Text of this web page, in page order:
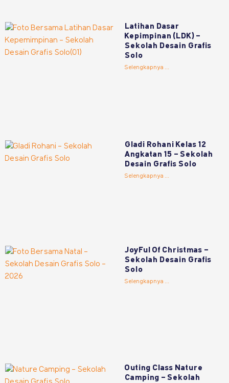
Latihan Dasar
Kepimpinan (LDK) –
Sekolah Desain Grafis
Solo
Selengkapnya ...
Gladi Rohani Kelas 12
Angkatan 15 – Sekolah
Desain Grafis Solo
Selengkapnya ...
JoyFul Of Christmas –
Sekolah Desain Grafis
Solo
Selengkapnya ...
Outing Class Nature
Camping – Sekolah